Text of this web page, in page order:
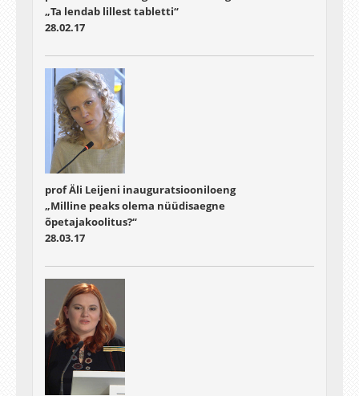
„Ta lendab lillest tabletti“
28.02.17
prof Äli Leijeni inauguratsiooniloeng
„Milline peaks olema nüüdisaegne
õpetajakoolitus?“
28.03.17